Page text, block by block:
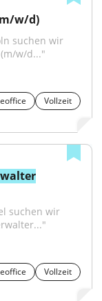
w/d)
suchen wir
w/d..."
Vollzeit
suchen wir
Vollzeit